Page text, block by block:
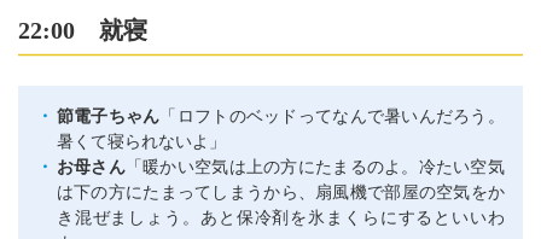
22:00 就寝
節電子ちゃん 「ロフトのベッドってなんで暑いんだろう。
暑くて寝られないよ」
お母さん「暖かい空気は上の方にたまるのよ。冷たい空気
は下の方にたまってしまうから、扇風機で部屋の空気をか
き混ぜましょう。あと保冷剤を氷まくらにするといいわ